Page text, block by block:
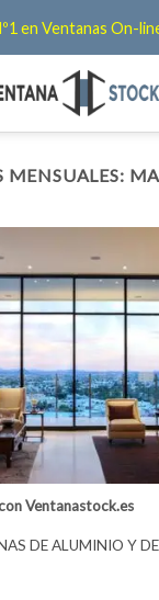
en Ventanas On-
MENSUALES:
Ventanastock.es
DE ALUMINIO Y